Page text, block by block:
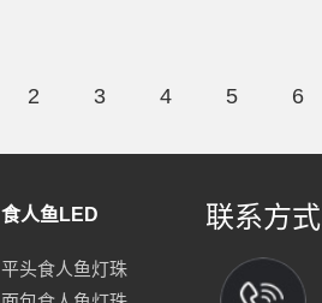
2 3 4 5 6
食人鱼LED
平头食人鱼灯珠
联系方式